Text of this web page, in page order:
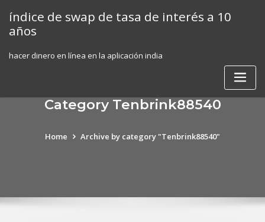
content
índice de swap de tasa de interés a 10
años
hacer dinero en línea en la aplicación india
Category Tenbrink88540
Home Archive by category "Tenbrink88540"